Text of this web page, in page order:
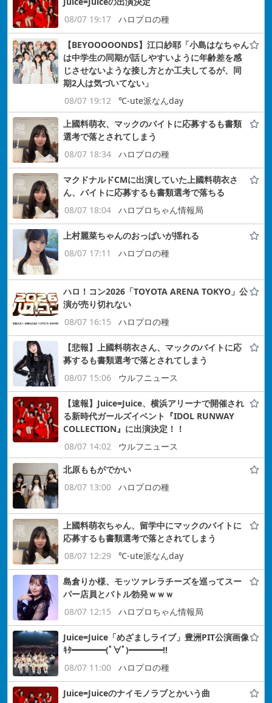
08/07 19:17
ハロプロの種
【BEYOOOOONDS】江口紗耶「小島はなちゃん
は中学生の同期が話しやすいように年齢差を感
じさせないような接し方とか工夫してるが、同
期2人は気づいてない」
08/07 19:12
℃-ute派なんday
上國料萌衣、マックのバイトに応募するも書類
選考で落とされてしまう
08/07 18:34
ハロプロの種
マクドナルドCMに出演していた上國料萌衣さ
ん、バイトに応募するも書類選考で落ちる
08/07 18:04
ハロプロちゃん情報局
上村麗菜ちゃんのおっぱいが揺れる
08/07 17:11
ハロプロの種
ハロ！コン2026「TOYOTA ARENA TOKYO」公
演が売り切れない
08/07 16:15
ハロプロの種
【悲報】上國料萌衣さん、マックのバイトに応
募するも書類選考で落とされてしまう
08/07 15:06
ウルフニュース
【速報】Juice=Juice、横浜アリーナで開催され
る新時代ガールズイベント『IDOL RUNWAY
COLLECTION』に出演決定！！
08/07 14:02
ウルフニュース
北原ももがでかい
08/07 13:00
ハロプロの種
上國料萌衣ちゃん、留学中にマックのバイトに
応募するも書類選考で落とされてしまう
08/07 12:29
℃-ute派なんday
島倉りか様、モッツァレラチーズを巡ってスー
パー店員とバトル勃発ｗｗｗ
08/07 12:15
ハロプロちゃん情報局
Juice=Juice「めざましライブ」豊洲PIT公演画像
ｷﾀ━━━━(ﾟ∀ﾟ)━━━━!!
08/07 11:00
ハロプロの種
Juice=Juiceのナイモノラブとかいう曲